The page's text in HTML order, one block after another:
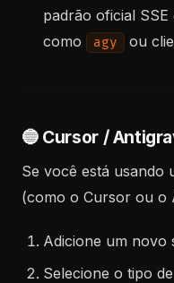
padrão oficial
como
agy ou
🔵 Cursor /
Se você está usando
(como o Cursor ou o
Adicione um novo
Selecione o tipo